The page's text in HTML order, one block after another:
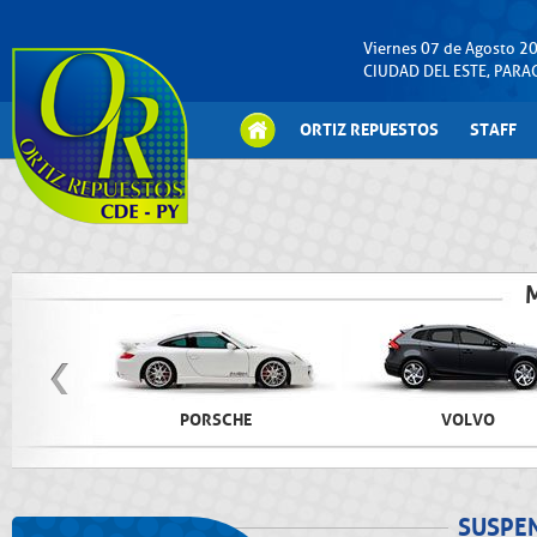
Viernes 07 de Agosto
CIUDAD DEL ESTE,
ORTIZ REPUESTOS STAFF
PORSCHE VOLVO